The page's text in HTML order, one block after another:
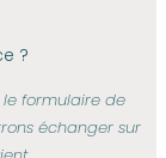
?
formulaire de
échanger sur